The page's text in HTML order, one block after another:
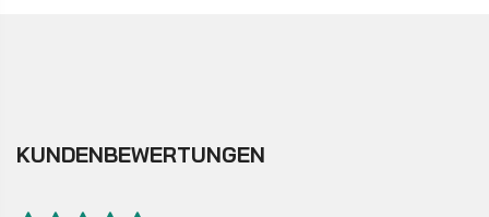
KUNDENBEWERTUNGEN